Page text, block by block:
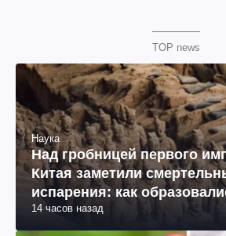
TOP news
Наука
Над гробницей первого
Китая заметили
испарения: как
14 часов назад